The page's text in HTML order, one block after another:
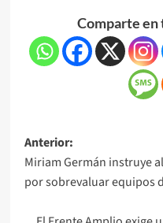
Comparte en
Anterior:
Miriam Germán instruye
por sobrevaluar equipos